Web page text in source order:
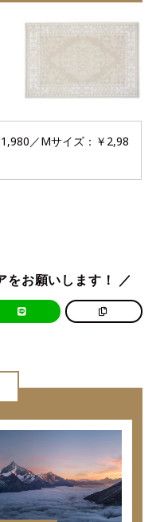
／Mサイズ：￥2,98
をお願いします！ ／